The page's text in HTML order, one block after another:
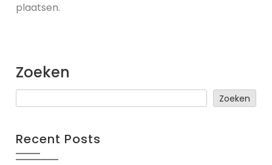
plaatsen.
Zoeken
Zoeken
Recent Posts